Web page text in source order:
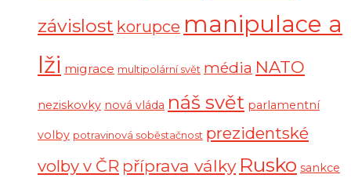
závislost korupce manipulace a
lži migrace multipolární svět média NATO
neziskovky nová vláda náš svět parlamentní
volby potravinová soběstačnost prezidentské
volby v ČR příprava války Rusko sankce